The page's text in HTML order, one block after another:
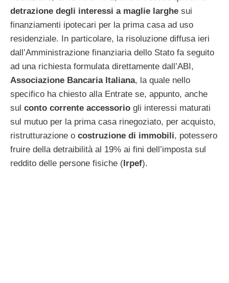
detrazione degli interessi a maglie larghe sui
finanziamenti ipotecari per la prima casa ad uso
residenziale. In particolare, la risoluzione diffusa ieri
dall’Amministrazione finanziaria dello Stato fa seguito
ad una richiesta formulata direttamente dall’ABI,
Associazione Bancaria Italiana, la quale nello
specifico ha chiesto alla Entrate se, appunto, anche
sul conto corrente accessorio gli interessi maturati
sul mutuo per la prima casa rinegoziato, per acquisto,
ristrutturazione o costruzione di immobili, potessero
fruire della detraibilità al 19% ai fini dell’imposta sul
reddito delle persone fisiche ( Irpef).